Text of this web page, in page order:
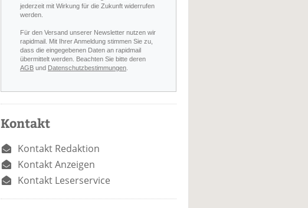
jederzeit mit Wirkung für die Zukunft widerrufen
werden.
Für den Versand unserer Newsletter nutzen wir
rapidmail. Mit Ihrer Anmeldung stimmen Sie zu,
dass die eingegebenen Daten an rapidmail
übermittelt werden. Beachten Sie bitte deren
AGB und Datenschutzbestimmungen
Kontakt
Kontakt Redaktion
Kontakt Anzeigen
Kontakt Leserservice